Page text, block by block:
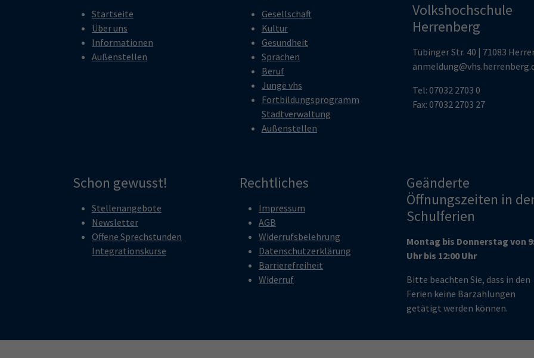
Startseite
Über uns
Informationen
Außenstellen
Gesellschaft
Kultur
Gesundheit
Sprachen
Beruf
Junge vhs
Fortbildungsprogramm
Stadtverwaltung
Außenstellen
Volkshochschule
Herrenberg
Tübinger Str. 40 | 71083
Tel: 07032 2703 0
Fax: 07032 2703 27
Schon gewusst!
Stellenangebote
Newsletter
Offene Sprechstunden
Integrationskurse
Rechtliches
Impressum
AGB
Widerrufsbelehrung
Datenschutzerklärung
Barrierefreiheit
Widerruf
Geänderte
Öffnungszeiten in
Schulferien
Montag bis Donnerstag von
Uhr bis 12:00 Uhr
Bitte beachten Sie, dass in den
Ferien keine Barzahlungen
getätigt werden können.